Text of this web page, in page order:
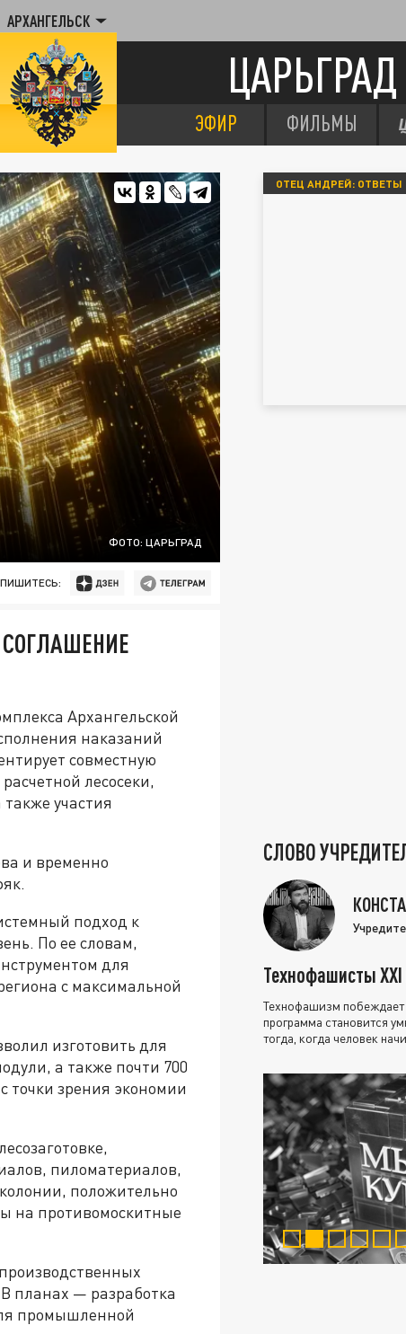
АРХАНГЕЛЬСК
ЦАРЬГРАД
ЭФИР ФИЛЬМЫ
ФОТО: ЦАРЬГРАД
Архангельской
наказаний
совместную
лесосеки,
участия
и временно
подход к
По ее словам,
для
с максимальной
изготовить для
а также почти 700
зрения экономии
пиломатериалов,
положительно
на противомоскитные
планах — разработка
промышленной
ОТЕЦ АНДРЕЙ: ОТВЕТЫ
СЛОВО
Технофашисты XXI
Технофашизм побеждает
программа становится
тогда, когда человек